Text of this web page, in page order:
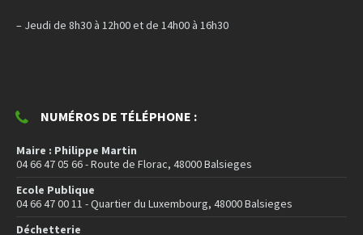
– Jeudi de 8h30 à 12h00 et de 14h00 à 16h30
NUMÉROS DE TÉLÉPHONE :
Maire : Philippe Martin
04 66 47 05 66 - Route de Florac, 48000 Balsieges
Ecole Publique
04 66 47 00 11 - Quartier du Luxembourg, 48000 Balsieges
Déchetterie